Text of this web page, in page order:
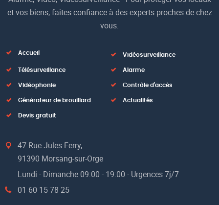
et vos biens, faites confiance à des experts proches de chez
vous.
Accueil Vidéosurveillance
Télésurveillance Alarme
Vidéophonie Contrôle d'accès
Générateur de brouillard Actualités
Devis gratuit
47 Rue Jules Ferry,
91390 Morsang-sur-Orge
Lundi - Dimanche 09:00 - 19:00 - Urgences 7j/7
01 60 15 78 25